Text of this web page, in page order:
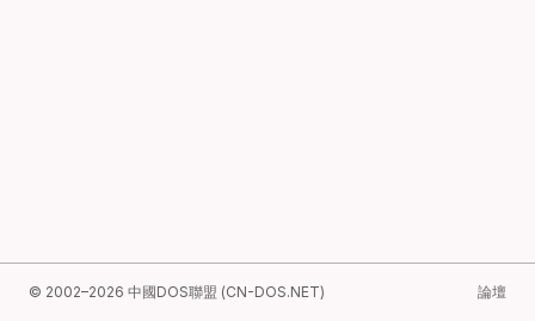
© 2002–2026 中國DOS聯盟 (CN-DOS.NET) 論壇